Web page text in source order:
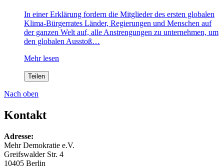
In einer Erklärung fordern die Mitglieder des ersten globalen
Klima-Bürgerrates Länder, Regierungen und Menschen auf
der ganzen Welt auf, alle Anstrengungen zu unternehmen, um
den globalen Ausstoß…
Mehr lesen
Teilen
Nach oben
Kontakt
Adresse:
Mehr Demokratie e.V.
Greifswalder Str. 4
10405 Berlin